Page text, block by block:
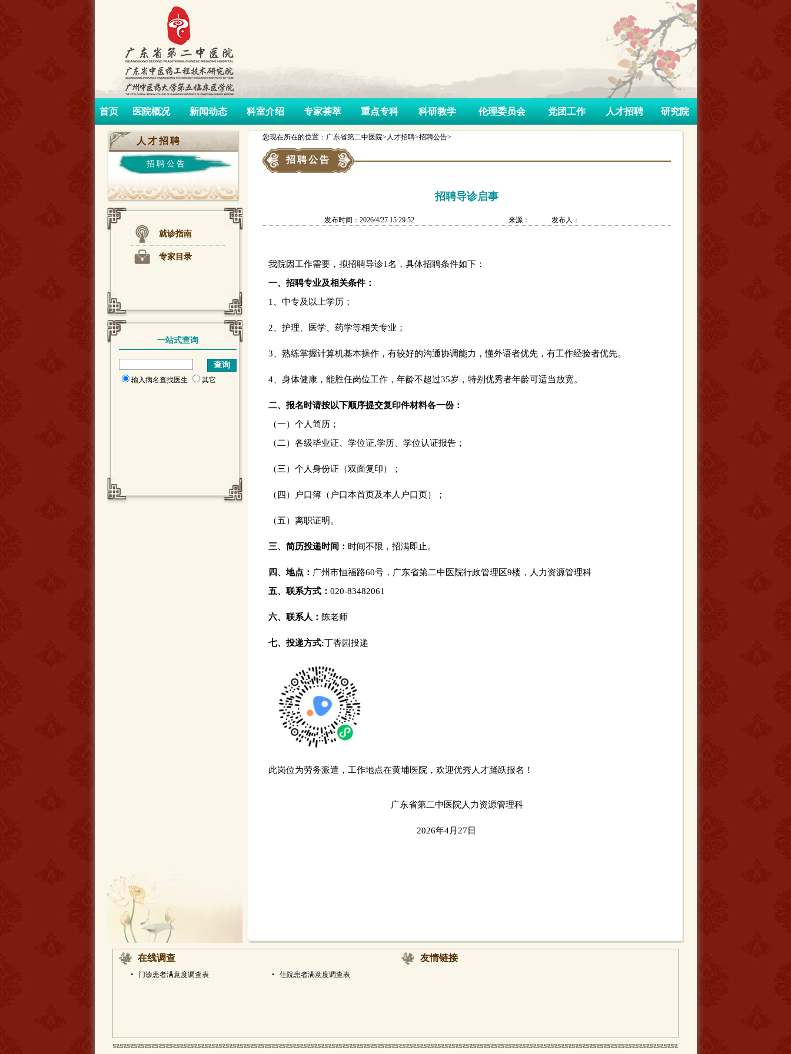
首页 医院概况 新闻动态 科室介绍 专家荟萃 重点专科 科研教学 伦理委员会 党团工作 人才招聘 研究院
人才招聘
招聘公告
就诊指南
专家目录
一站式查询
输入病名查找医生 其它
您现在所在的位置：广东省第二中医院>人才招聘>招聘公告>
招聘公告
招聘导诊启事
发布时间：2026/4/27 15:29:52 来源： 发布人：
我院因工作需要，拟招聘导诊1名，具体招聘条件如下：
一、招聘专业及相关条件：
1、中专及以上学历；
2、护理、医学、药学等相关专业；
3、熟练掌握计算机基本操作，有较好的沟通协调能力，懂外语者优先，有工作经验者优先。
4、身体健康，能胜任岗位工作，年龄不超过35岁，特别优秀者年龄可适当放宽。
二、报名时请按以下顺序提交复印件材料各一份：
（一）个人简历；
（二）各级毕业证、学位证,学历、学位认证报告；
（三）个人身份证（双面复印）；
（四）户口簿（户口本首页及本人户口页）；
（五）离职证明。
三、简历投递时间： 时间不限，招满即止。
四、地点： 广州市恒福路60号，广东省第二中医院行政管理区9楼，人力资源管理科
五、联系方式：020-83482061
六、联系人： 陈老师
七、投递方式:丁香园投递
此岗位为劳务派遣，工作地点在黄埔医院，欢迎优秀人才踊跃报名！
广东省第二中医院人力资源管理科
2026年4月27日
在线调查
• 门诊患者满意度调查表 • 住院患者满意度调查表
友情链接